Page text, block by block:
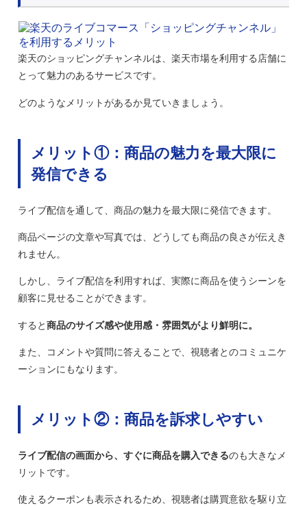
楽天のショッピングチャンネルは、楽天市場を利用する店舗に
とって魅力のあるサービスです。
どのようなメリットがあるか見ていきましょう。
メリット①：商品の魅力を最大限に
発信できる
ライブ配信を通して、商品の魅力を最大限に発信できます。
商品ページの文章や写真では、どうしても商品の良さが伝えき
れません。
しかし、ライブ配信を利用すれば、実際に商品を使うシーンを
顧客に見せることができます。
すると商品のサイズ感や使用感・雰囲気がより鮮明に。
また、コメントや質問に答えることで、視聴者とのコミュニケ
ーションにもなります。
メリット②：商品を訴求しやすい
ライブ配信の画面から、すぐに商品を購入できるのも大きなメ
リットです。
使えるクーポンも表示されるため、視聴者は購買意欲を駆り立